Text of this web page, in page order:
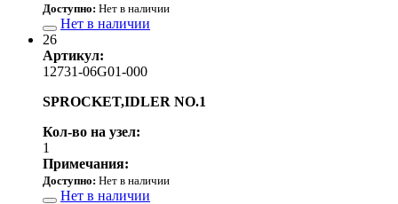
Доступно: Нет в наличии
Нет в наличии
26
Артикул:
12731-06G01-000
SPROCKET,IDLER NO.1
Кол-во на узел:
1
Примечания:
Доступно: Нет в наличии
Нет в наличии